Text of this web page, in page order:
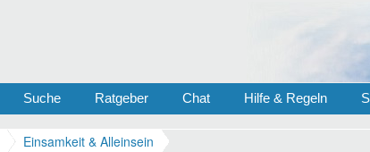
Suche Ratgeber Chat Hilfe & Regeln
Einsamkeit & Alleinsein